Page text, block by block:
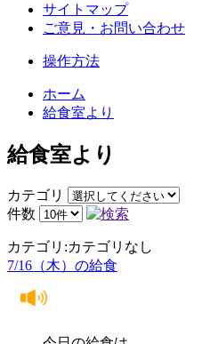
サイトマップ
ご意見・お問い合わせ
操作方法
ホーム
給食室より
給食室より
カテゴリ
件数
カテゴリ:カテゴリなし
7/16（木）の給食